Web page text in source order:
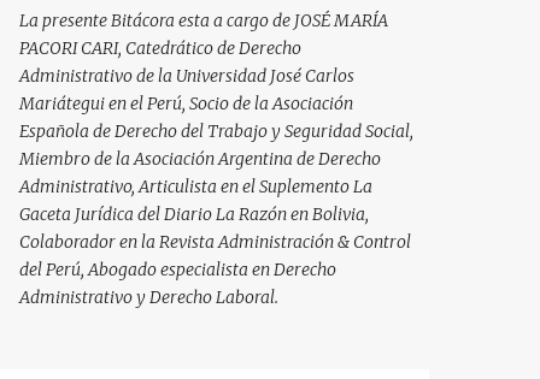
La presente Bitácora esta a cargo de JOSÉ MARÍA
PACORI CARI, Catedrático de Derecho
Administrativo de la Universidad José Carlos
Mariátegui en el Perú, Socio de la Asociación
Española de Derecho del Trabajo y Seguridad Social,
Miembro de la Asociación Argentina de Derecho
Administrativo, Articulista en el Suplemento La
Gaceta Jurídica del Diario La Razón en Bolivia,
Colaborador en la Revista Administración & Control
del Perú, Abogado especialista en Derecho
Administrativo y Derecho Laboral.